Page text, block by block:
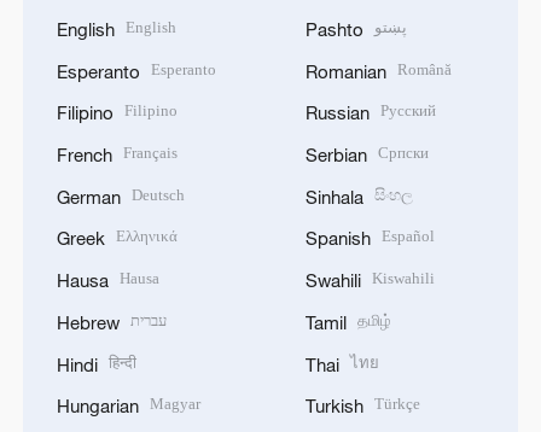
English English
Esperanto Esperanto
Filipino Filipino
French Français
German Deutsch
Greek Ελληνικά
Hausa Hausa
Hebrew עברית
Hindi हिन्दी
Hungarian Magyar
Pashto پښتو
Romanian Română
Russian Русский
Serbian Српски
Sinhala සිංහල
Spanish Español
Swahili Kiswahili
Tamil தமிழ்
Thai ไทย
Turkish Türkçe